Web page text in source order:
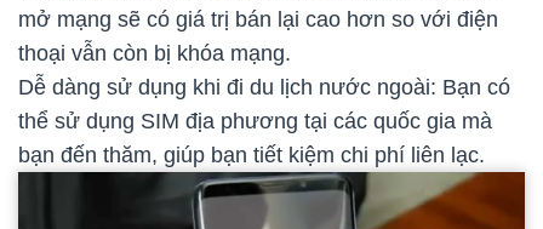
mở mạng sẽ có giá trị bán lại cao hơn so với điện
thoại vẫn còn bị khóa mạng.
Dễ dàng sử dụng khi đi du lịch nước ngoài: Bạn có
thể sử dụng SIM địa phương tại các quốc gia mà
bạn đến thăm, giúp bạn tiết kiệm chi phí liên lạc.